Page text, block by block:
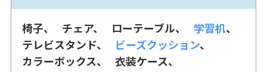
椅子 チェア ローテーブル
学習机
テレビスタンド
ビーズクッション
カラーボックス
衣装ケース